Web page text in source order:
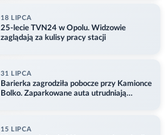
18 LIPCA
25-lecie TVN24 w Opolu. Widzowie
zaglądają za kulisy pracy stacji
31 LIPCA
Barierka zagrodziła pobocze przy Kamionce
Bolko. Zaparkowane auta utrudniają
15 LIPCA